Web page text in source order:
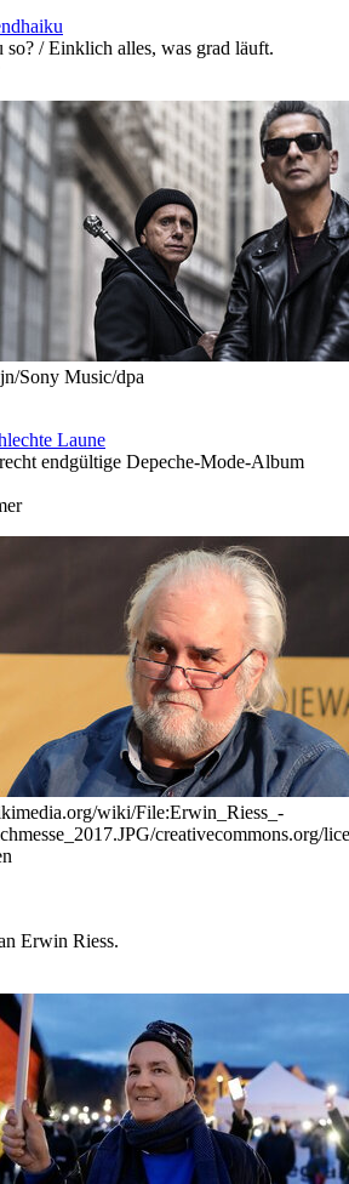
so? / Einklich alles, was grad läuft.
Sony Music/dpa
Laune
endgültige Depeche-Mode-Album
wiki/File:Erwin_Riess_-
creativecommons.org/
Erwin Riess.